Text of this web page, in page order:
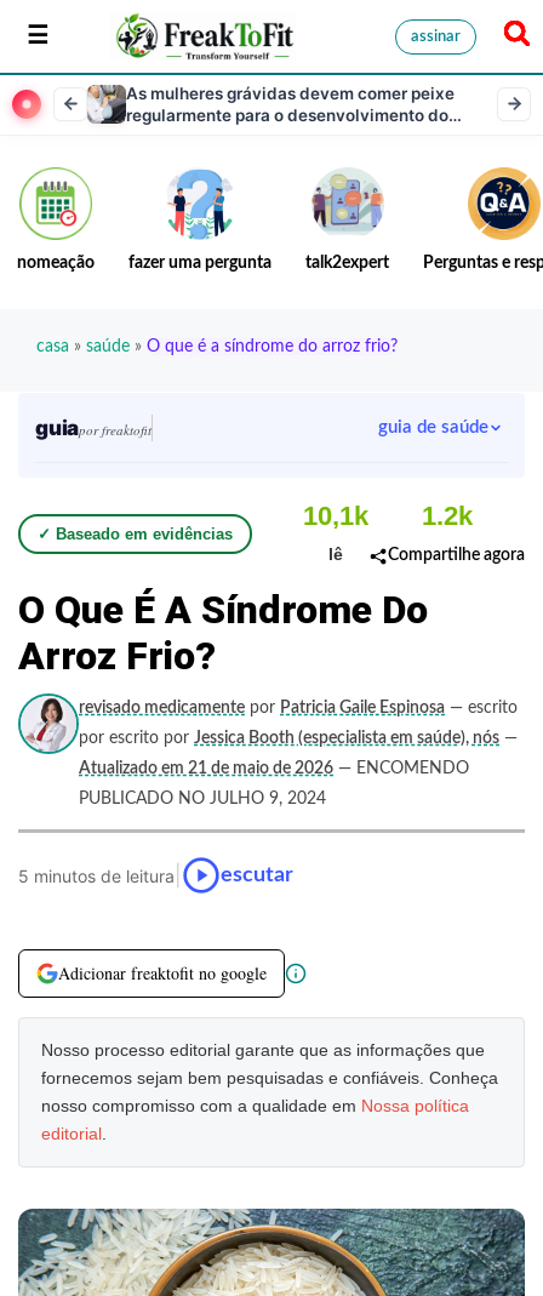
assinar
As mulheres grávidas devem comer peixe
regularmente para o desenvolvimento do
nomeação fazer uma pergunta talk2expert Perguntas e
casa » saúde » O que é a síndrome do arroz frio?
guiapor freaktofit guia de saúde
✓ Baseado em evidências
10,1k
lê
1.2k
Compartilhe agora
O Que É A Síndrome Do
Arroz Frio?
revisado medicamente por Patricia Gaile Espinosa — escrito
por escrito por Jessica Booth (especialista em saúde), nós —
Atualizado em 21 de maio de 2026 — ENCOMENDO
PUBLICADO NO JULHO 9, 2024
5 minutos de leitura escutar
Adicionar freaktofit no google
Nosso processo editorial garante que as informações que
fornecemos sejam bem pesquisadas e confiáveis. Conheça
nosso compromisso com a qualidade em Nossa política
editorial